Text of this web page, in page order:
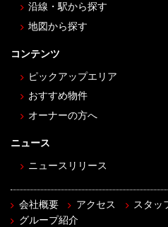
沿線・駅から探す
地図から探す
コンテンツ
ピックアップエリア
おすすめ物件
オーナーの方へ
ニュース
ニュースリリース
会社概要 アクセス スタッ
グループ紹介